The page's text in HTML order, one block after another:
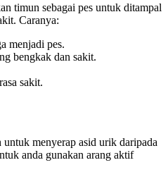
timun sebagai pes untuk ditampal
Caranya:
menjadi pes.
bengkak dan sakit.
sakit.
menyerap asid urik daripada
anda gunakan arang aktif